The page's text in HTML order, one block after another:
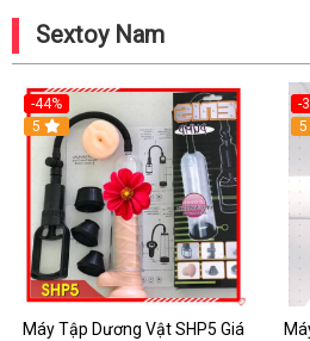
Sextoy Nam
-44%
5
Máy Tập Dương Vật SHP5 Giá
-
5